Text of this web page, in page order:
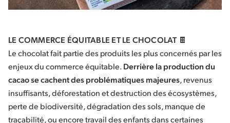
LE COMMERCE ÉQUITABLE ET LE CHOCOLAT 🍫
Le chocolat fait partie des produits les plus concernés par les
enjeux du commerce équitable. Derrière la production du
cacao se cachent des problématiques majeures, revenus
insuffisants, déforestation et destruction des écosystèmes,
perte de biodiversité, dégradation des sols, manque de
traçabilité, ou encore travail des enfants dans certaines